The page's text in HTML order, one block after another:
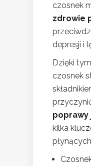
czosnek
zdrowie
depresji i
Dzięki
czosnek
poprawy
kilka